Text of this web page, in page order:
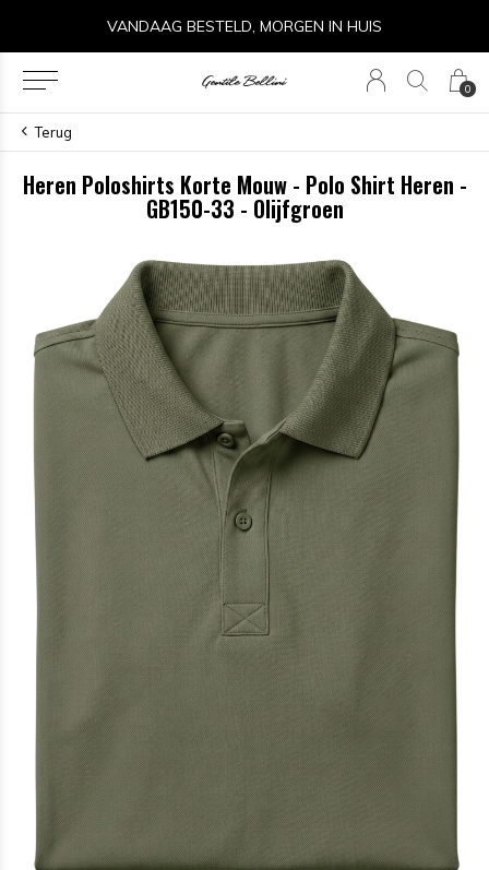
0
VANDAAG BESTELD, MORGEN IN HUIS
Terug
Heren Poloshirts Korte Mouw - Polo Shirt Heren -
GB150-33 - Olijfgroen